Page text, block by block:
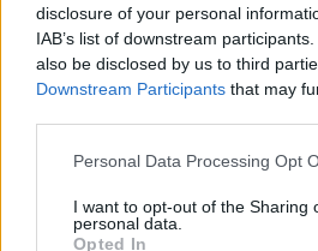
disclosure of your personal
IAB’s list of downstream
also be disclosed by us to third
Downstream Participants that may
Personal Data Processing Opt
I want to opt-out of the Sharing
personal data.
Opted In